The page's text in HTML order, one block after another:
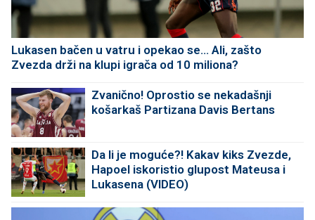
Lukasen bačen u vatru i opekao se... Ali, zašto
Zvezda drži na klupi igrača od 10 miliona?
Zvanično! Oprostio se nekadašnji
košarkaš Partizana Davis Bertans
Da li je moguće?! Kakav kiks Zvezde,
Hapoel iskoristio glupost Mateusa i
Lukasena (VIDEO)